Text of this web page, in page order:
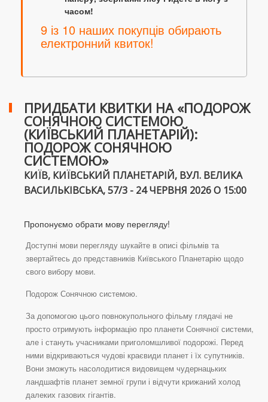
часом!
9 із 10 наших покупців обирають
електронний квиток!
ПРИДБАТИ КВИТКИ НА «ПОДОРОЖ
СОНЯЧНОЮ СИСТЕМОЮ
(КИЇВСЬКИЙ ПЛАНЕТАРІЙ):
ПОДОРОЖ СОНЯЧНОЮ
СИСТЕМОЮ»
КИЇВ, КИЇВСЬКИЙ ПЛАНЕТАРІЙ, ВУЛ. ВЕЛИКА
ВАСИЛЬКІВСЬКА, 57/3 - 24 ЧЕРВНЯ 2026 О 15:00
Пропонуємо обрати мову перегляду!
Доступні мови перегляду шукайте в описі фільмів та
звертайтесь до представників Київського Планетарію щодо
свого вибору мови.
Подорож Сонячною системою.
За допомогою цього повнокупольного фільму глядачі не
просто отримують інформацію про планети Сонячної системи,
але і стануть учасниками приголомшливої подорожі. Перед
ними відкриваються чудові краєвиди планет і їх супутників.
Вони зможуть насолодитися видовищем чудернацьких
ландшафтів планет земної групи і відчути крижаний холод
далеких газових гігантів.